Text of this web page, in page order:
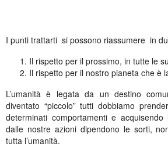
I punti trattarti si possono riassumere in
Il rispetto per il prossimo, in tutte le
Il rispetto per il nostro pianeta che è
L’umanità è legata da un destino
diventato “piccolo” tutti dobbiamo
determinati comportamenti e
dalle nostre azioni dipendono le sorti,
tutta l’umanità.